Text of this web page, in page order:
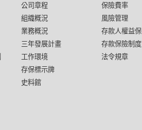
公司章程
組織概況
業務概況
三年發展計畫
工作環境
存保標示牌
史料館
保險費率
風險管理
存款人權益
存款保險制
法令規章